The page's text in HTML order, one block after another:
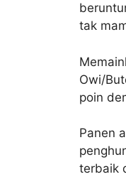
tak
Owi/
poin
Panen
terbaik